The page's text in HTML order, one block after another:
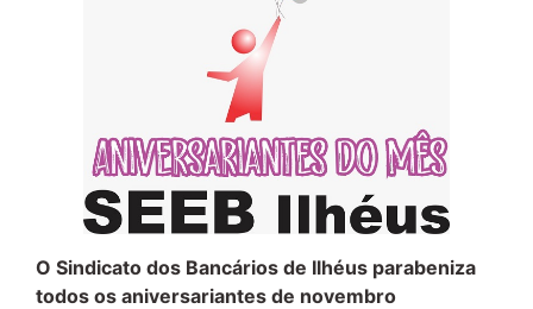
O Sindicato dos Bancários de Ilhéus parabeniza
todos os aniversariantes de novembro